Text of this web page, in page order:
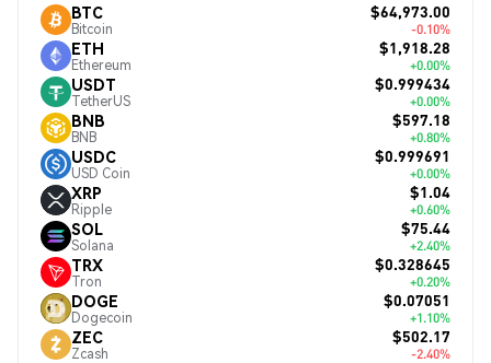
BTC
Bitcoin
$64,973.00
-0.10%
ETH
Ethereum
$1,918.28
+0.00%
USDT
TetherUS
$0.999434
+0.00%
BNB
BNB
$597.18
+0.80%
USDC
USD Coin
$0.999691
+0.00%
XRP
Ripple
$1.04
+0.60%
SOL
Solana
$75.44
+2.40%
TRX
Tron
$0.328645
+0.20%
DOGE
Dogecoin
$0.07051
+1.10%
ZEC
Zcash
$502.17
-2.40%